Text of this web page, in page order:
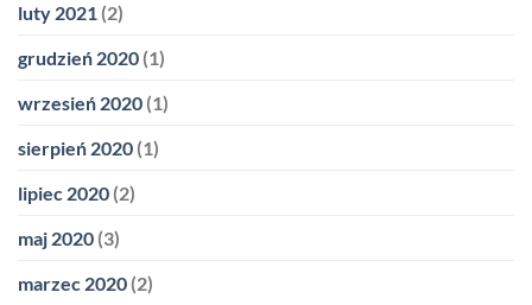
luty 2021 (2)
grudzień 2020 (1)
wrzesień 2020 (1)
sierpień 2020 (1)
lipiec 2020 (2)
maj 2020 (3)
marzec 2020 (2)